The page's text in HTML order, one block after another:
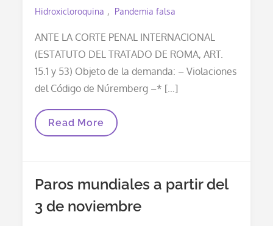
Hidroxicloroquina
Pandemia falsa
ANTE LA CORTE PENAL INTERNACIONAL
(ESTATUTO DEL TRATADO DE ROMA, ART.
15.1 y 53) Objeto de la demanda: – Violaciones
del Código de Núremberg –* […]
Demanda
Penal
Contra
Autores
De
Read More
Paros mundiales a partir del
3 de noviembre